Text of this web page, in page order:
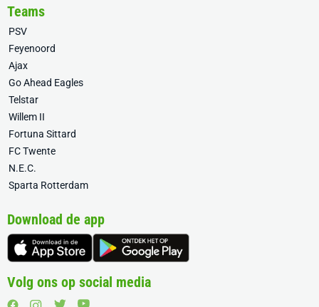
Teams
PSV
Feyenoord
Ajax
Go Ahead Eagles
Telstar
Willem II
Fortuna Sittard
FC Twente
N.E.C.
Sparta Rotterdam
Download de app
Volg ons op social media